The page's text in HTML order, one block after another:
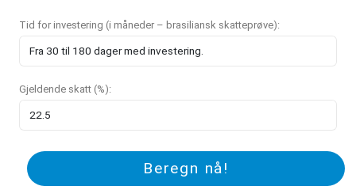
Tid for investering (i måneder – brasiliansk skatteprøve):
Gjeldende skatt (%):
Beregn nå!